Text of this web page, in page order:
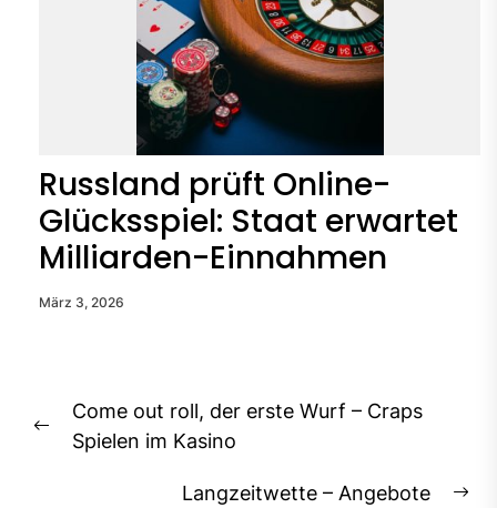
Russland prüft Online-
Glücksspiel: Staat erwartet
Milliarden-Einnahmen
März 3, 2026
Beitragsnavigation
Previous
Come out roll, der erste Wurf – Craps
Spielen im Kasino
Langzeitwette – Angebote